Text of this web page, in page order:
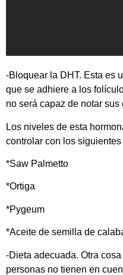
-Bloquear la DHT. Esta es
que se adhiere a los
no será capaz de notar
Los niveles de esta
controlar con los
*Saw Palmetto
*Ortiga
*Pygeum
*Aceite de semilla de
-Dieta adecuada. Otra
personas no tienen en